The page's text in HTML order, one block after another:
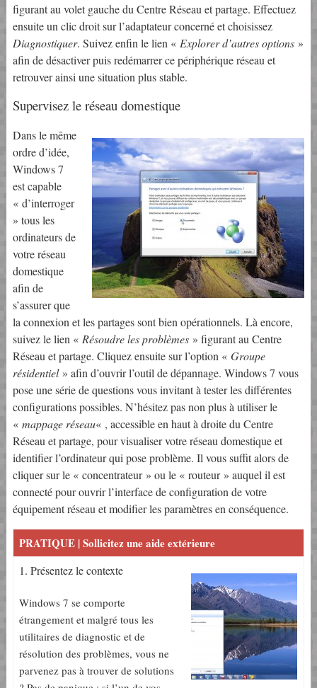
figurant au volet gauche du Centre Réseau et partage. Effectuez
ensuite un clic droit sur l’adaptateur concerné et choisissez
Diagnostiquer. Suivez enfin le lien « Explorer d’autres options»
afin de désactiver puis redémarrer ce périphérique réseau et
retrouver ainsi une situation plus stable.
Supervisez le réseau domestique
Dans le même
ordre d’idée,
Windows 7
est capable
« d’interroger
» tous les
ordinateurs de
votre réseau
domestique
afin de
s’assurer que
la connexion et les partages sont bien opérationnels. Là encore,
suivez le lien « Résoudre les problèmes» figurant au Centre
Réseau et partage. Cliquez ensuite sur l’option « Groupe
résidentiel» afin d’ouvrir l’outil de dépannage. Windows 7 vous
pose une série de questions vous invitant à tester les différentes
configurations possibles. N’hésitez pas non plus à utiliser le
« mappage réseau« , accessible en haut à droite du Centre
Réseau et partage, pour visualiser votre réseau domestique et
identifier l’ordinateur qui pose problème. Il vous suffit alors de
cliquer sur le « concentrateur » ou le « routeur » auquel il est
connecté pour ouvrir l’interface de configuration de votre
équipement réseau et modifier les paramètres en conséquence.
PRATIQUE | Sollicitez une aide extérieure
1. Présentez le contexte
Windows 7 se comporte
étrangement et malgré tous les
utilitaires de diagnostic et de
résolution des problèmes, vous ne
parvenez pas à trouver de solutions